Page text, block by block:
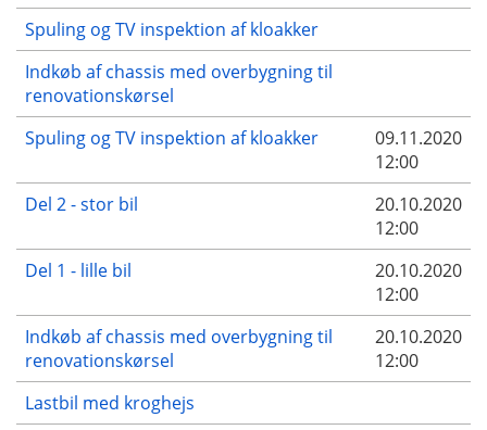
Spuling og TV inspektion af kloakker
Indkøb af chassis med overbygning til
renovationskørsel
Spuling og TV inspektion af kloakker
09.11.2020
12:00
Del 2 - stor bil
20.10.2020
12:00
Del 1 - lille bil
20.10.2020
12:00
Indkøb af chassis med overbygning til
renovationskørsel
20.10.2020
12:00
Lastbil med kroghejs